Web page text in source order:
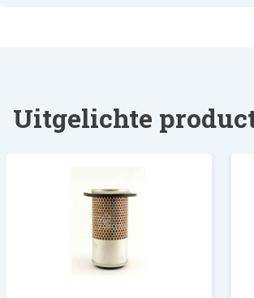
Uitgelichte